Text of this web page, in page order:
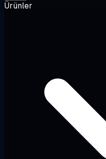
Ürünler